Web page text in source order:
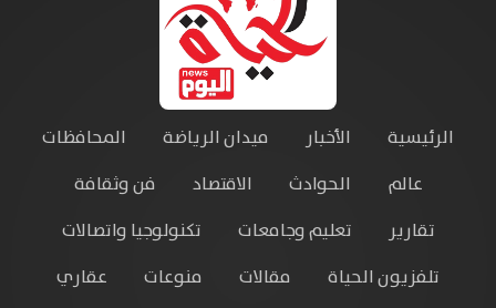
الرئيسية الأخبار ميدان الرياضة
المحافظات
عالم
الحوادث الاقتصاد
فن وثقافة
تقارير
تعليم وجامعات
تكنولوجيا واتصالات
تلفزيون الحياة
مقالات منوعات عقاري